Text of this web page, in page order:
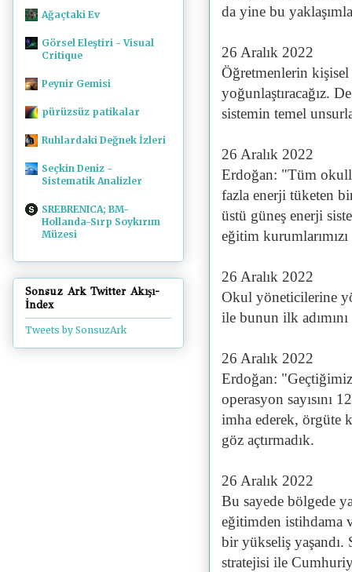
da yine bu
26 Aralık 2022
Öğretmenlerin
yoğunlaştıracağız.
sistemin temel
26 Aralık 2022
Erdoğan: "Tüm
fazla enerji tüketen
üstü güneş enerji
eğitim
26 Aralık 2022
Okul yöneticilerine
ile bunun ilk adımını
26 Aralık 2022
Erdoğan:
operasyon sayısını
imha ederek, örgüte
göz açtırmadık.
26 Aralık 2022
Bu sayede bölgede
eğitimden istihdama
bir yükseliş yaşandı.
stratejisi ile
Ağaçtaki Ev
Görsel Eleştiri - Visual
Critique
Peynir Gemisi
pürüzsüz patikalar
Ruhlardaki Değnek İzleri
Seçkin Deniz -
Sistematik Analizler
SREBRENICA; BM-
Hollanda-Sırp Soykırım
Müzesi
Sonsuz Ark Twitter Akışı-
İndex
Tweets by SonsuzArk